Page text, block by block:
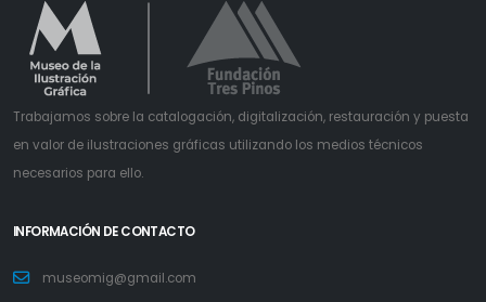
Trabajamos sobre la catalogación, digitalización, restauración y puesta
en valor de ilustraciones gráficas utilizando los medios técnicos
necesarios para ello.
INFORMACIÓN DE CONTACTO
museomig@gmail.com